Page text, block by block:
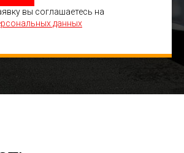
вы соглашаетесь на
данных